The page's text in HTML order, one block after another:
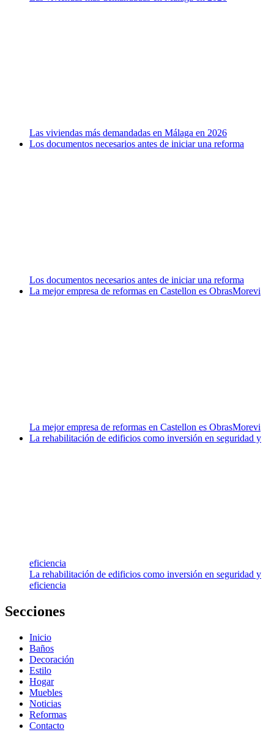
Las viviendas más demandadas en Málaga en 2026
Los documentos necesarios antes de iniciar una reforma
Los documentos necesarios antes de iniciar una reforma
La mejor empresa de reformas en Castellon es ObrasMorevi
La mejor empresa de reformas en Castellon es ObrasMorevi
La rehabilitación de edificios como inversión en seguridad y
eficiencia
La rehabilitación de edificios como inversión en seguridad y
eficiencia
Secciones
Inicio
Baños
Decoración
Estilo
Hogar
Muebles
Noticias
Reformas
Contacto